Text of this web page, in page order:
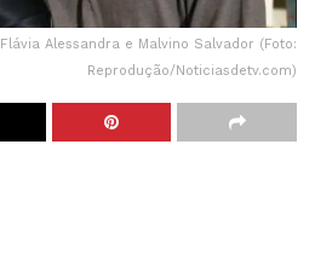
Flávia Alessandra e Malvino Salvador (Foto:
Reprodução/Noticiasdetv.com)